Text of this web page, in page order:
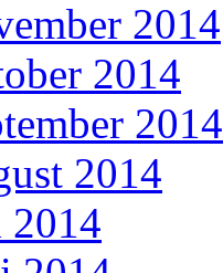
2014
2014
2014
2014
2014